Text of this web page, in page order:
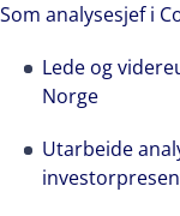
Som analysesjef i
Lede og
Norge
Utarbeide